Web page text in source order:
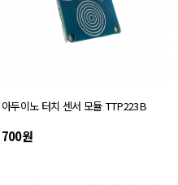
아두이노 터치 센서 모듈 TTP223B
700원